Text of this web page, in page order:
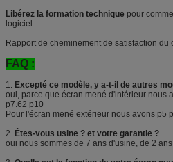
Libérez la formation technique pour
logiciel.
Rapport de cheminement de satisfaction du
FAQ :
1. Excepté ce modèle, y a-t-il de autres
oui, parce que écran mené d'intérieur nous
p7.62 p10
Pour l'écran mené extérieur nous avons p5
2. Êtes-vous usine ? et votre garantie ?
oui nous sommes de 7 ans d'usine, de 2